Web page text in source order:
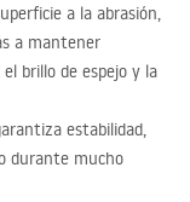
a la abrasión,
a mantener
brillo de espejo y la
estabilidad,
durante mucho